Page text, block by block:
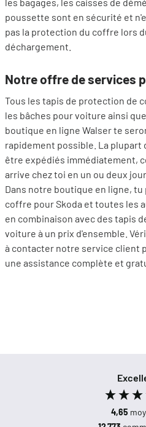
poussette sont en sécurité et
pas la protection du coffre lors
déchargement.
Notre offre de services
Tous les tapis de protection de
les bâches pour voiture ainsi
boutique en ligne Walser te
rapidement possible. La plupart
être expédiés immédiatement,
arrive chez toi en un ou deux
Dans notre boutique en ligne,
coffre pour Skoda et toutes les
en combinaison avec des tapis
voiture à un prix d'ensemble.
à contacter notre service client
une assistance complète et
4,65